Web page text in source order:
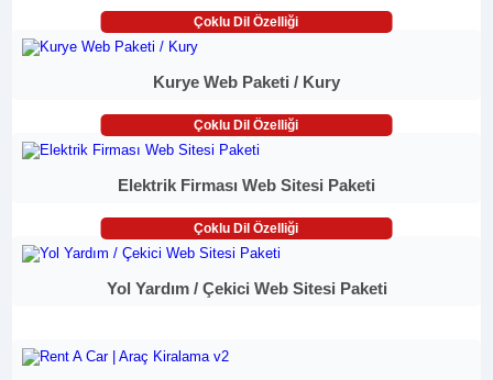
Çoklu Dil Özelliği
Kurye Web Paketi / Kury
Çoklu Dil Özelliği
Elektrik Firması Web Sitesi Paketi
Çoklu Dil Özelliği
Yol Yardım / Çekici Web Sitesi Paketi